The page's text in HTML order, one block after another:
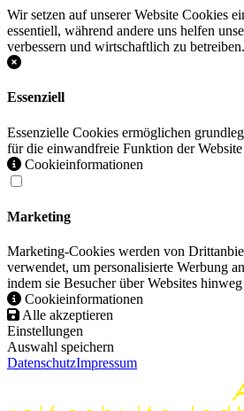
Wir setzen auf unserer Website Cookies
essentiell, während andere uns helfen
verbessern und wirtschaftlich zu betreiben.
Essenziell
Essenzielle Cookies ermöglichen
für die einwandfreie Funktion der
Cookieinformationen
Marketing
Marketing-Cookies werden von
verwendet, um personalisierte Werbung
indem sie Besucher über Websites
Cookieinformationen
Alle akzeptieren
Einstellungen
Auswahl speichern
DatenschutzImpressum